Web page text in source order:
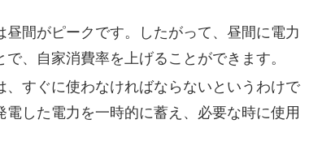
昼間がピークです。したがって、昼間に電力
、自家消費率を上げることができます。
、すぐに使わなければならないというわけで
した電力を一時的に蓄え、必要な時に使用